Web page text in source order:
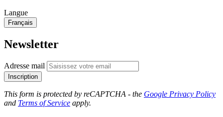
Langue
Français
Newsletter
Adresse mail
Inscription
This form is protected by reCAPTCHA - the Google Privacy Policy
and Terms of Service apply.